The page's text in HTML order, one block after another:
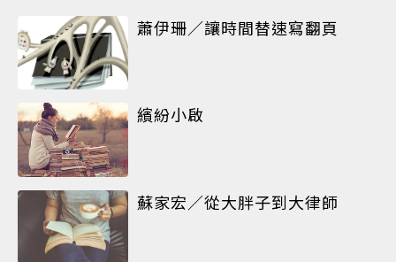
蕭伊珊／讓時間替速寫翻頁
繽紛小啟
蘇家宏／從大胖子到大律師